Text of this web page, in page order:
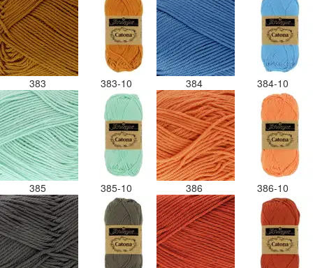
383 383-10 384 384-10
385 385-10 386 386-10